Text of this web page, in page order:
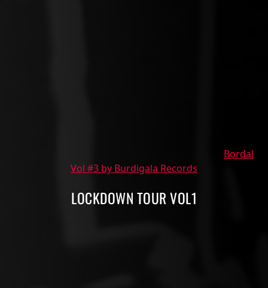
Bordal
Vol #3 by Burdigala Records
LOCKDOWN TOUR VOL1